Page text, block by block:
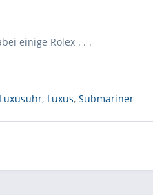
einige Rolex . . .
Luxusuhr, Luxus, Submariner